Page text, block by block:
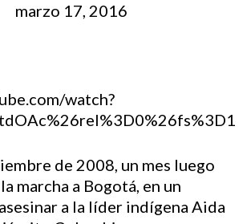
marzo 17, 2016
watch?
de 2008, un mes luego
marcha a Bogotá, en un
a la líder indígena Aida